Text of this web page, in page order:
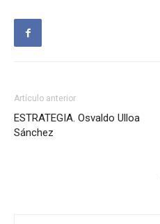
Artículo anterior
ESTRATEGIA. Osvaldo Ulloa
Sánchez